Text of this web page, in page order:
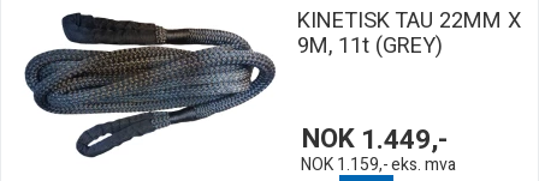
KINETISK TAU 22MM X
9M, 11t (GREY)
NOK 1.449,-
NOK 1.159,-eks. mva